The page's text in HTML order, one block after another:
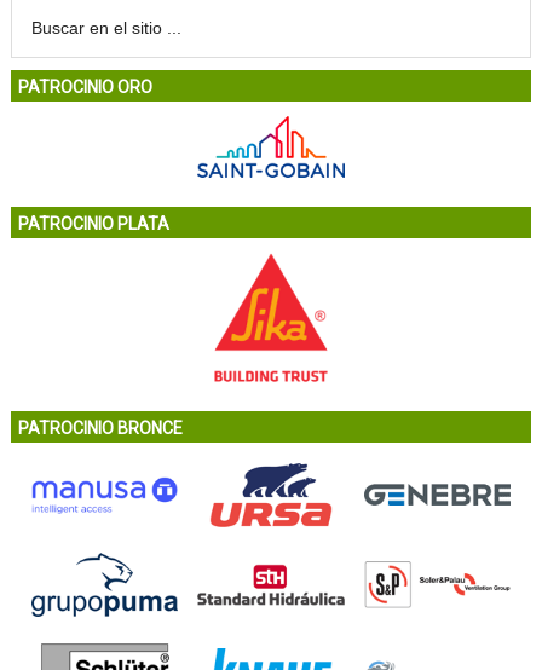
PATROCINIO ORO
PATROCINIO PLATA
PATROCINIO BRONCE